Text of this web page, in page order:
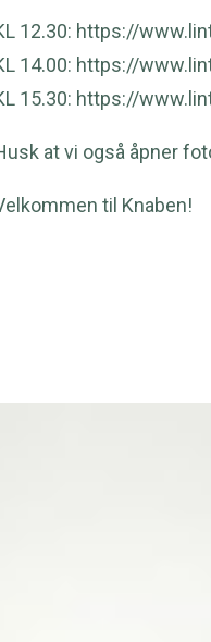
12.30: https://
14.00: https://
15.30: https://
at vi også åpner
til Knaben!